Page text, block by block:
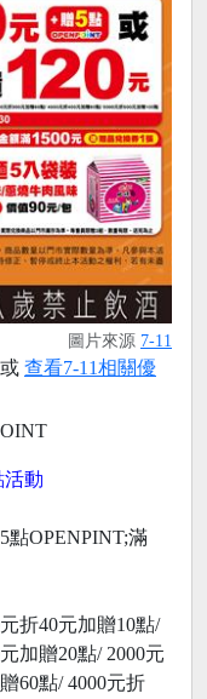
圖片來源 7-11
或 查看7-11相關優
活動
點OPENPINT;滿
折40元加贈10點/
加贈20點/ 2000元
60點/ 4000元折